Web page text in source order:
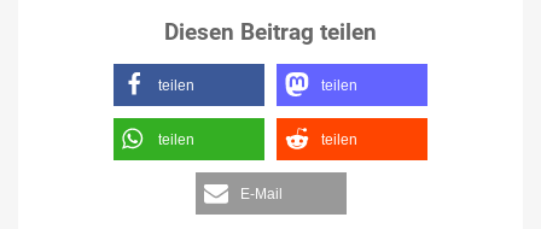
Diesen Beitrag teilen
teilen teilen
teilen teilen
E-Mail